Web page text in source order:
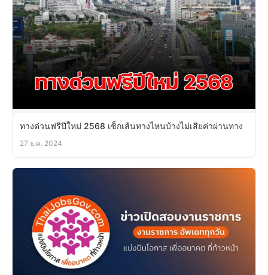
ทางด่วนฟรีปีใหม่ 2568 เช็กเส้นทางไหนบ้างไม่เสียค่าผ่านทาง
27 ธ.ค. 2024